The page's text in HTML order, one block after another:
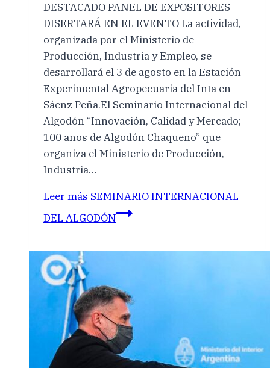
DESTACADO PANEL DE EXPOSITORES
DISERTARÁ EN EL EVENTO La actividad,
organizada por el Ministerio de
Producción, Industria y Empleo, se
desarrollará el 3 de agosto en la Estación
Experimental Agropecuaria del Inta en
Sáenz Peña.El Seminario Internacional del
Algodón “Innovación, Calidad y Mercado;
100 años de Algodón Chaqueño” que
organiza el Ministerio de Producción,
Industria…
Leer más SEMINARIO INTERNACIONAL
DEL ALGODÓN